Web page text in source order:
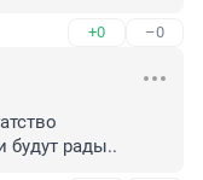
+0 –0
будут рады..